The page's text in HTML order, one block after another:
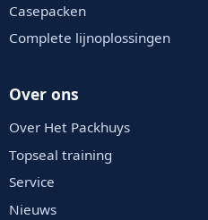
Casepacken
Complete lijnoplossingen
Over ons
Over Het Packhuys
Topseal training
Service
Nieuws